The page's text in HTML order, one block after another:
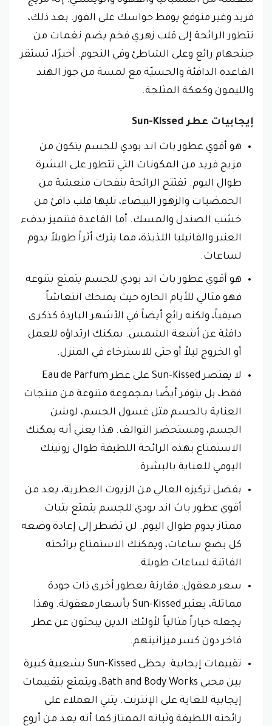
فريد وغير متوقع يوقظ حواسك على الفور. بعد ذلك،
تتطور الرائحة إلى قلب زهري فخم يضم نغمات من
جينجهام رائع وعلى الشاطئ وفي النجوم. أخيرًا، تستقر
القاعدة الدافئة والحسيّة مع لمسة من جوز الهند
والليمون وكعكة المثلجة.
إيجابيات عطر Sun-Kissed
هو أقوي عطور باث اند بودي للجسم يتكون من
مزيج فريد من المكونات التي تتطور على البشرة
طوال اليوم. تفتتح الرائحة بنفحات منعشة من
الحمضيات والزهور البيضاء، تليها قلب دافئ من
خشب الصندل والمسك. أما القاعدة فتتميز بدفء
العنبر والفانيليا اللذيذة، مما يترك أثراً طويلاً يدوم
لساعات.
هو أقوي عطور باث اند بودي للجسم يتمتع بتنوعه
فهو مثالي للأيام الحارة حيث يمنحك انتعاشاً
صيفياً، ولكنه رائع أيضاً في الأشهر الباردة كذكرى
دافئة عن أشعة الشمس. يمكنك ارتداؤه للعمل
أو الخروج ليلاً أو حتى للاسترخاء في المنزل.
لا يقتصر Sun-Kissed على عطر Eau de Parfum
فقط، بل يتوفر أيضًا بمجموعة متنوعة من منتجات
العناية بالجسم مثل غسول الجسم، لوشن
الجسم، ومستحضر التوالف. هذا يعني أنه يمكنك
الاستمتاع بهذه الرائحة اللطيفة طوال روتينك
اليومي للعناية بالبشرة.
بفضل تركيزه العالي من الزيوت العطرية، يعد من
أقوي عطور باث اند بودي للجسم يتمتع بثبات
ممتاز يدوم طوال اليوم. لن تضطر إلى إعادة وضعه
كل بضع ساعات، ويمكنك الاستمتاع برائحته
الفاتنة لساعات طويلة.
سعر معقول: مقارنة بعطور أخرى ذات جودة
مماثلة، يعتبر Sun-Kissed بأسعار معقولة. وهذا
يجعله خياراً مثالياً لأولئك الذين يبحثون عن عطر
فاخر دون كسر ميزانيتهم.
تقييمات إيجابية: يحظى Sun-Kissed بشعبية كبيرة
بين محبي Bath and Body Works، ويتمتع بتقييمات
إيجابية للغاية على الإنترنت. يثني العملاء على
رائحته اللطيفة وثباته الممتاز كما أنه يعد من أروع